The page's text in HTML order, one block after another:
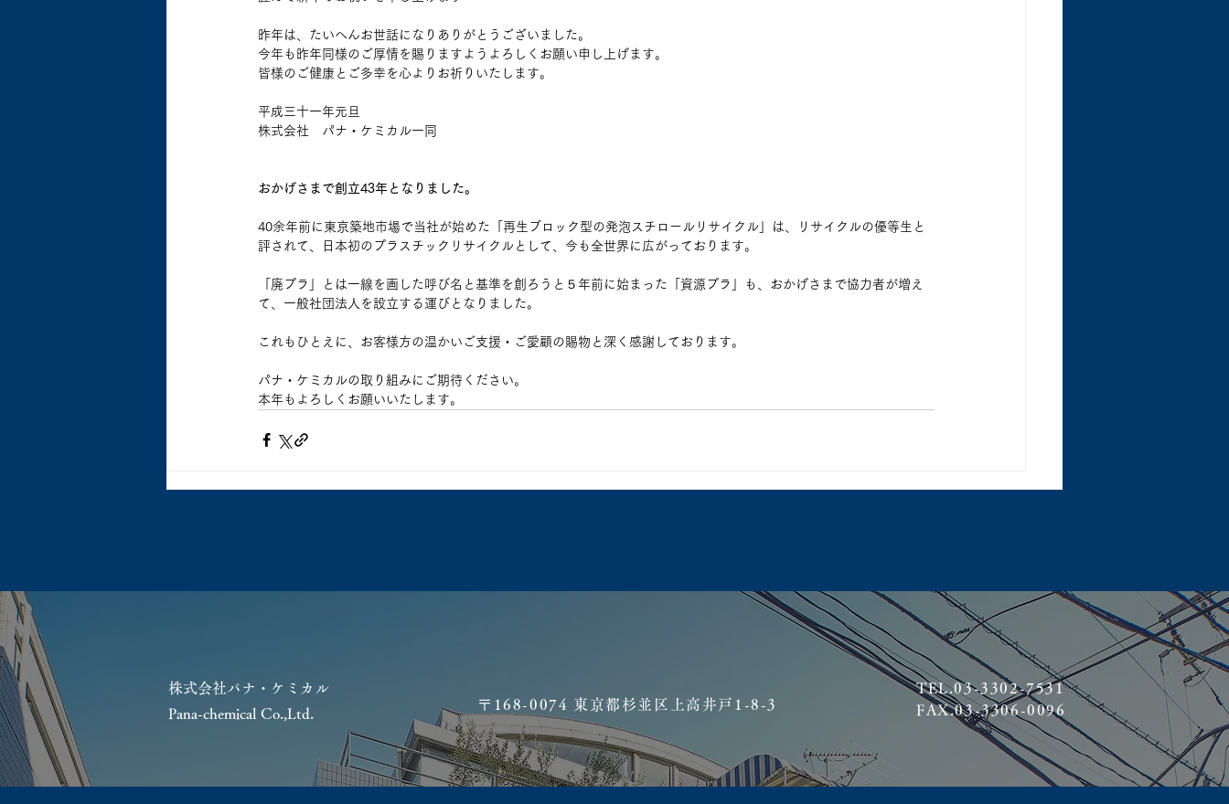
昨年は、たいへんお世話になりありがとうございました。
今年も昨年同様のご厚情を賜りますようよろしくお願い申し上げます。
皆様のご健康とご多幸を心よりお祈りいたします。
平成三十一年元旦
株式会社　パナ・ケミカル一同
おかげさまで創立43年となりました。
40余年前に東京築地市場で当社が始めた「再生ブロック型の発泡スチロールリサイクル」は、リサイクルの優等生と
評されて、日本初のプラスチックリサイクルとして、今も全世界に広がっております。
「廃プラ」とは一線を画した呼び名と基準を創ろうと５年前に始まった「資源プラ」も、おかげさまで協力者が増え
て、一般社団法人を設立する運びとなりました。
これもひとえに、お客様方の温かいご支援・ご愛顧の賜物と深く感謝しております。
パナ・ケミカルの取り組みにご期待ください。
本年もよろしくお願いいたします。
株式会社パナ・ケミカル
Pana-chemical Co.,Ltd.
​〒168-0074 東京都杉並区上高井戸1-8-3
TEL.03-3302-7531
FAX.03-3306-0096